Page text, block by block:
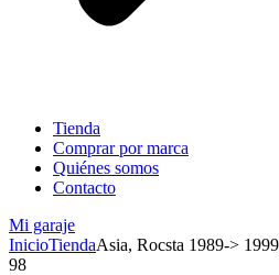
Tienda
Comprar por marca
Quiénes somos
Contacto
Mi garaje
InicioTiendaAsia, Rocsta 1989->
98